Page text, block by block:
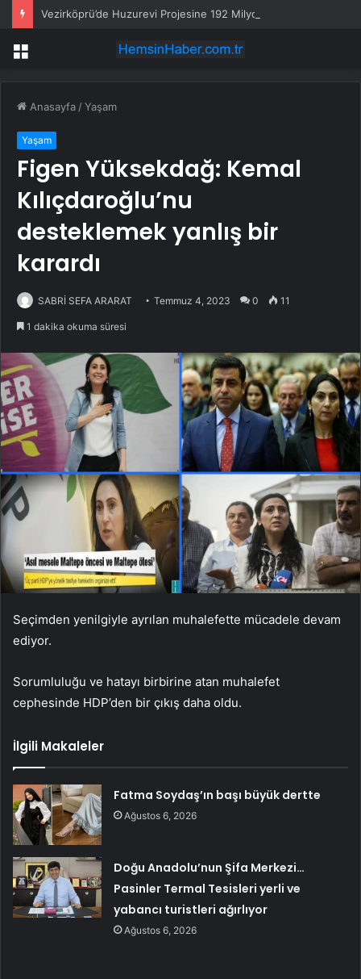
Vezirköprü’de Huzurevi Projesine 192 Milyon TL Destek
Menü
Anasayfa /Yaşam
Yaşam
Figen Yüksekdağ: Kemal
Kılıçdaroğlu’nu
desteklemek yanlış bir
karardı
SABRİ SEFA ARARAT Temmuz 4, 2023 0 11
1 dakika okuma süresi
Seçimden yenilgiyle ayrılan muhalefette mücadele devam
ediyor.
Sorumluluğu ve hatayı birbirine atan muhalefet
cephesinde HDP’den bir çıkış daha oldu.
İlgili Makaleler
Fatma Soydaş’ın başı büyük dertte
Ağustos 6, 2026
Doğu Anadolu’nun Şifa Merkezi…
Pasinler Termal Tesisleri yerli ve
yabancı turistleri ağırlıyor
Ağustos 6, 2026